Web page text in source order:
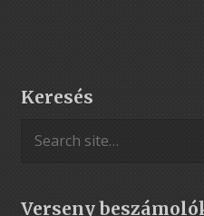
Keresés
Verseny